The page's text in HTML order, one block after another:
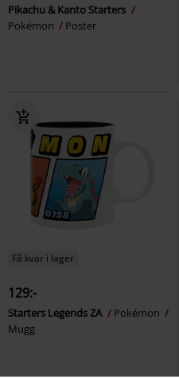
Pikachu & Kanto Starters
Pokémon
Poster
Få kvar i lager
129:-
Starters Legends ZA
Pokémon
Mugg